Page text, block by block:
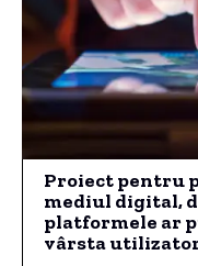
Proiect pentru
mediul digital,
platformele ar
vârsta